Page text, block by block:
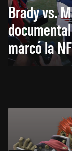
Brady vs.
marcó la